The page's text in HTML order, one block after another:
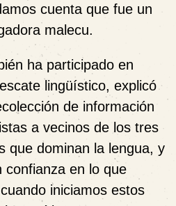
cuenta que fue un
malecu.
ha participado en
lingüístico, explicó
de información
a vecinos de los tres
que dominan la lengua, y
confianza en lo que
iniciamos estos